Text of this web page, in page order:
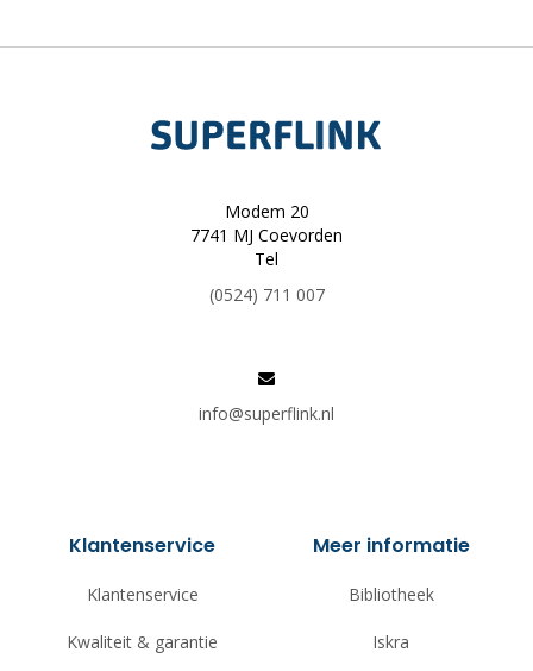
Modem 20
7741 MJ Coevorden
Tel
(0524) 711 007
info@superflink.nl
Klantenservice
Klantenservice
Kwaliteit & garantie
Meer informatie
Bibliotheek
Iskra